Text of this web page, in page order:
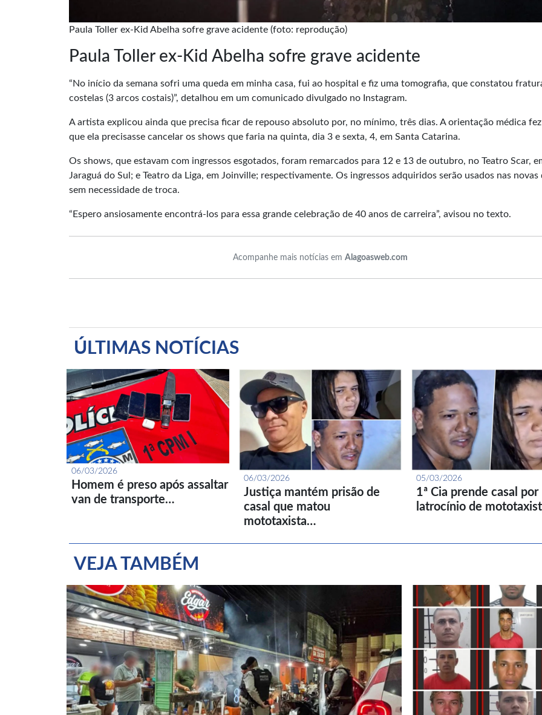
Paula Toller ex-Kid Abelha sofre grave acidente (foto: reprodução)
Paula Toller ex-Kid Abelha sofre grave acidente
“No início da semana sofri uma queda em minha casa, fui ao hospital e fiz uma tomografia, que constatou
costelas (3 arcos costais)”, detalhou em um comunicado divulgado no Instagram.
A artista explicou ainda que precisa ficar de repouso absoluto por, no mínimo, três dias. A orientação médica
que ela precisasse cancelar os shows que faria na quinta, dia 3 e sexta, 4, em Santa Catarina.
Os shows, que estavam com ingressos esgotados, foram remarcados para 12 e 13 de outubro, no Teatro Scar,
Jaraguá do Sul; e Teatro da Liga, em Joinville; respectivamente. Os ingressos adquiridos serão usados nas novas
sem necessidade de troca.
“Espero ansiosamente encontrá-los para essa grande celebração de 40 anos de carreira”, avisou no texto.
Acompanhe mais notícias em Alagoasweb.com
ÚLTIMAS NOTÍCIAS
06/03/2026
Homem é preso após assaltar
van de transporte…
06/03/2026
Justiça mantém prisão de
casal que matou
mototaxista…
05/03/2026
1ª Cia prende casal por
latrocínio de
VEJA TAMBÉM